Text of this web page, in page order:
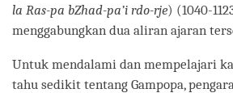
la Ras-pa bZhad-pa’i rdo-rje) (1040-
menggabungkan dua aliran ajaran
Untuk mendalami dan mempelajari
tahu sedikit tentang Gampopa,